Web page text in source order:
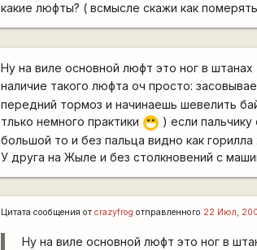
какие люфты? ( всмысле скажи как
Ну на виле основной люфт это ног в штанах
наличие такого люфта оч просто:
передний тормоз и начинаешь шевелить
тлько немного практики :D ) если
большой то и без пальца видно как
У друга на Жыле и без столкновений с
Цитата сообщения отcrazyfrog отправленного 22 Июл,
Ну на виле основной люфт это ног в